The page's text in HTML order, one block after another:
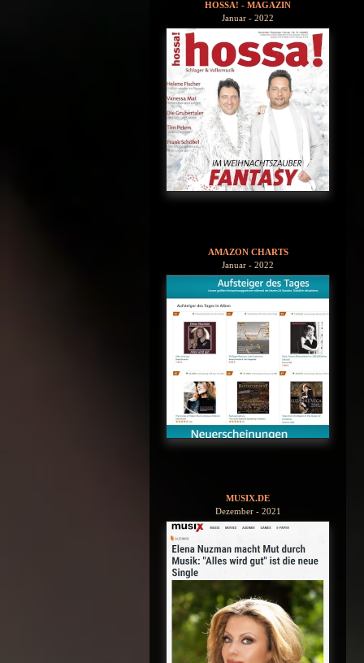
HOSSA! - MAGAZIN
Januar - 2022
AMAZON CHARTS
Januar - 2022
MUSIX.DE
Dezember - 2021